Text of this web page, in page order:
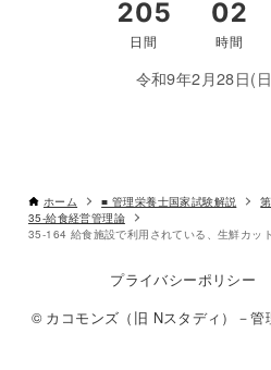
令和9年2月28日(
ホーム ■ 管理栄養士国家試験解説
35-給食経営管理論
35-164 給食施設で利用されている、生鮮カッ
プライバシーポリシー
© カコモンズ（旧 Nスタディ）－